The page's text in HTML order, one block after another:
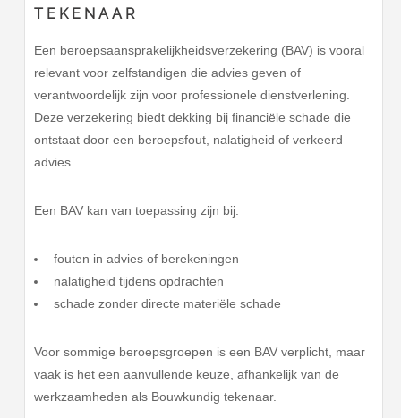
TEKENAAR
Een beroepsaansprakelijkheidsverzekering (BAV) is vooral
relevant voor zelfstandigen die advies geven of
verantwoordelijk zijn voor professionele dienstverlening.
Deze verzekering biedt dekking bij financiële schade die
ontstaat door een beroepsfout, nalatigheid of verkeerd
advies.
Een BAV kan van toepassing zijn bij:
fouten in advies of berekeningen
nalatigheid tijdens opdrachten
schade zonder directe materiële schade
Voor sommige beroepsgroepen is een BAV verplicht, maar
vaak is het een aanvullende keuze, afhankelijk van de
werkzaamheden als Bouwkundig tekenaar.